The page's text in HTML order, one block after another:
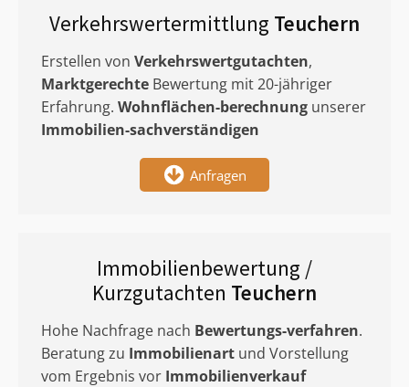
Verkehrswertermittlung Teuchern
Erstellen von Verkehrswertgutachten,
Marktgerechte Bewertung mit 20-jähriger
Erfahrung. Wohnflächen-berechnung unserer
Immobilien-sachverständigen
Anfragen
Immobilienbewertung /
Kurzgutachten Teuchern
Hohe Nachfrage nach Bewertungs-verfahren.
Beratung zu Immobilienart und Vorstellung
vom Ergebnis vor Immobilienverkauf